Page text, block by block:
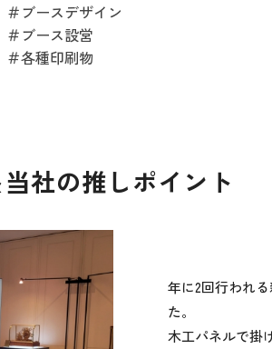
＃ブースデザイン
＃ブース設営
＃各種印刷物
当社の推しポイント
年に2回行われ
た。
木工パネルで掛